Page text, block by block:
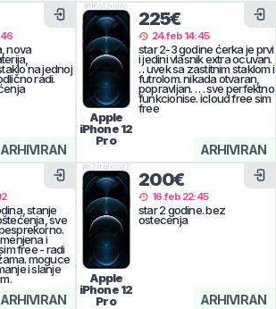
ARHIVIRAN
nova
na jednoj
radi.
ARHIVIRAN
#l16z42mlhs
Apple
iPhone 12
Pro
225€
24.feb 14:45
star 2-3 godine ćerka je prvi
i jedini vlasnik extra ocuvan.
. . uvek sa zastitnim staklom i
futrolom. nikada otvaran,
popravljan. . . . sve perfektno
funkcionise. icloud free sim
free
ARHIVIRAN
stanje
sve
i
free - radi
moguce
i slanje
ARHIVIRAN
#g2xtxdmsd2
Apple
iPhone 12
Pro
200€
16.feb 22:45
star 2 godine. bez
ostecenja